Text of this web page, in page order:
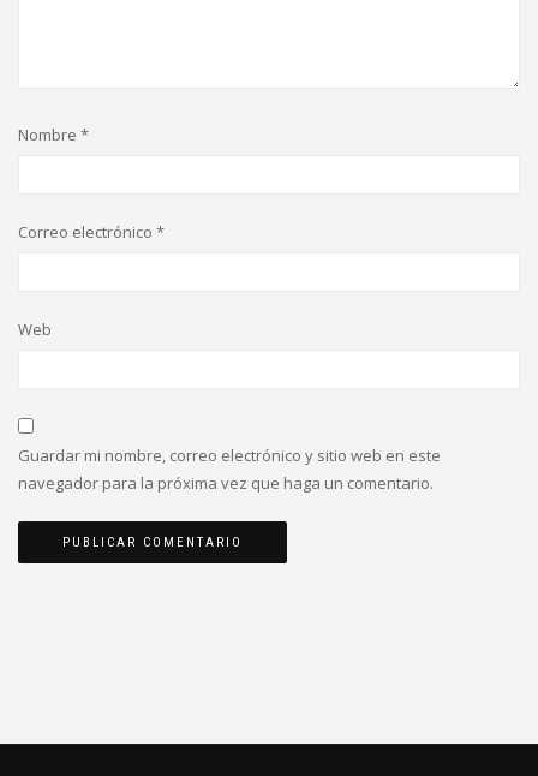
Nombre *
Correo electrónico *
Web
Guardar mi nombre, correo electrónico y sitio web en este
navegador para la próxima vez que haga un comentario.